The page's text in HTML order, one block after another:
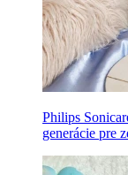
Philips
generácie pre